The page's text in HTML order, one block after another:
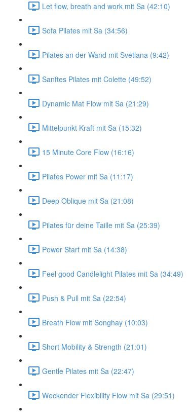
Let flow, breath and work mit Sa (42:10)
Sofa Pilates mit Sa (34:56)
Pilates an der Wand mit Svetlana (9:42)
Sanftes Pilates mit Colette (49:52)
Dynamic Mat Flow mit Sa (21:29)
Mittelpunkt Kraft mit Sa (15:32)
15 Minute Core Flow (16:16)
Pilates Power mit Sa (11:17)
Deep Oblique mit Sa (21:08)
Pilates für deine Taille mit Sa (25:39)
Power Start mit Sa (14:38)
Feel good Candlelight Pilates mit Sa (34:49)
Push & Pull mit Sa (22:54)
Breath Flow mit Songhay (10:03)
Short Mobility & Strength (21:01)
Gentle Pilates mit Sa (22:47)
Weckender Flexibility Flow mit Sa (29:51)